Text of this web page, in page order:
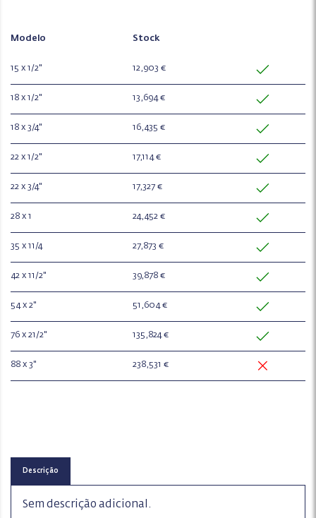
Modelo Stock
15 x 1/2" 12,903 €
18 x 1/2" 13,694 €
18 x 3/4" 16,435 €
22 x 1/2" 17,114 €
22 x 3/4" 17,327 €
28 x 1 24,452 €
35 x 11/4 27,873 €
42 x 11/2" 39,878 €
54 x 2" 51,604 €
76 x 21/2" 135,824 €
88 x 3" 238,531 €
Descrição
Sem descrição adicional.